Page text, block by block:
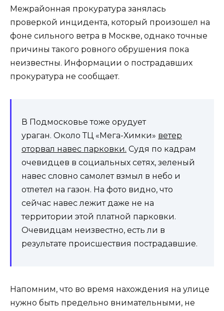
Межрайонная прокуратура занялась
проверкой инцидента, который произошел на
фоне сильного ветра в Москве, однако точные
причины такого ровного обрушения пока
неизвестны. Информации о пострадавших
прокуратура не сообщает.
В Подмосковье тоже орудует
ураган. Около ТЦ «Мега-Химки» ветер
оторвал навес парковки. Судя по кадрам
очевидцев в социальных сетях, зеленый
навес словно самолет взмыл в небо и
отлетел на газон. На фото видно, что
сейчас навес лежит даже не на
территории этой платной парковки.
Очевидцам неизвестно, есть ли в
результате происшествия пострадавшие.
Напомним, что во время нахождения на улице
нужно быть предельно внимательными, не